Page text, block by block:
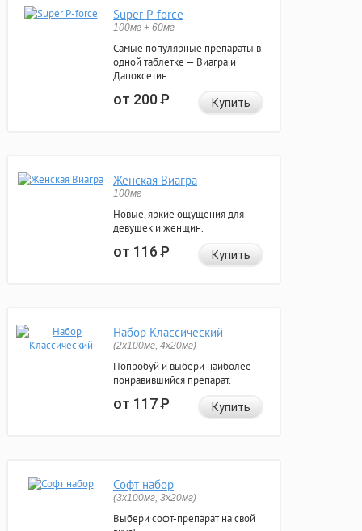
Super P-force
100мг + 60мг
Самые популярные препараты в
одной таблетке — Виагра и
Дапоксетин.
от 200Р Купить
Женская Виагра
100мг
Новые, яркие ощущения для
девушек и женщин.
от 116Р Купить
Набор Классический
(2x100мг, 4x20мг)
Попробуй и выбери наиболее
понравившийся препарат.
от 117Р Купить
Софт набор
(3x100мг, 3x20мг)
Выбери софт-препарат на свой